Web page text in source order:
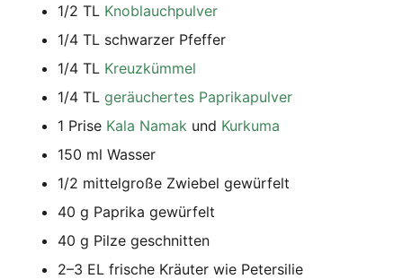
1/2 TL Knob­lauch­pul­ver
1/4 TL schwar­zer Pfeffer
1/4 TL Kreuz­küm­mel
1/4 TL geräu­cher­tes Paprikapulver
1 Pri­se Kala Namak und Kur­ku­ma
150 ml Wasser
1/2 mit­tel­gro­ße Zwie­bel gewürfelt
40 g Papri­ka gewürfelt
40 g Pil­ze geschnitten
2–3 EL fri­sche Kräu­ter wie Petersilie